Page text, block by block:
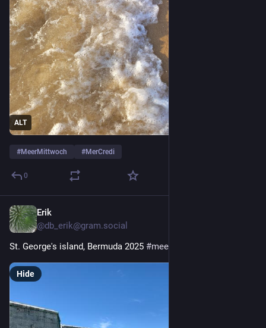
ALT
#MeerMittwoch #MerCredi
0
Erik
@db_erik@gram.social
St. George's island, Bermuda 2025 #meermittwoch
Hide